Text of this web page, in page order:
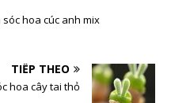
hoa cúc anh mix
TIẾP THEO
hoa cây tai thỏ